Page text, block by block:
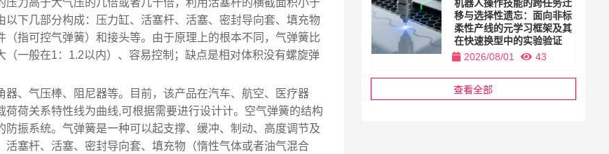
力高于大气压的几倍或者几十倍，利用活塞杆的横截面积小于
下几部分构成：压力缸、活塞杆、活塞、密封导向套、填充物
指可控气弹簧）和接头等。由于原理上的根本不同，气弹簧比
一般在1：1.2以内）、容易控制；缺点是相对体积没有螺旋弹
、气压棒、阻尼器等。目前，该产品在汽车、航空、医疗器
荷关系特性线为曲线,可根据需要进行设计计。空气弹簧的结构
振系统。气弹簧是一种可以起支撑、缓冲、制动、高度调节及
塞杆、活塞、密封导向套、填充物（惰性气体或者油气混合
机器人操作技能的跨任务迁
移与选择性遗忘：面向非标
柔性产线的元学习框架及其
在快速换型中的实验验证
2026/08/01
43
查看全部